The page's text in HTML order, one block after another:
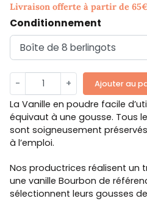
Livraison offerte à partir de
Conditionnement
- + Ajouter au
La Vanille en poudre facile
équivaut à une gousse. Tous
sont soigneusement
à l’emploi.
Nos productrices réalisent un
une vanille Bourbon de
sélectionnent leurs gousses